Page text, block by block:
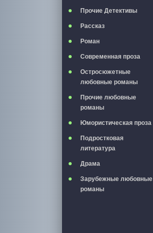
Прочие Детективы
Рассказ
Роман
Современная проза
Остросюжетные
любовные романы
Прочие любовные
романы
Юмористическая проза
Подростковая
литература
Драма
Зарубежные любовные
романы